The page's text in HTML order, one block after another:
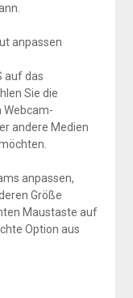
anpassen
auf das
Sie die
Webcam-
andere Medien
anpassen,
Größe
Maustaste auf
Option aus